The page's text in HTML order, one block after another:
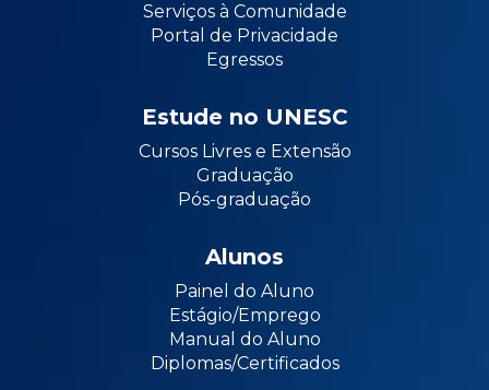
Serviços à Comunidade
Portal de Privacidade
Egressos
Estude no UNESC
Cursos Livres e Extensão
Graduação
Pós-graduação
Alunos
Painel do Aluno
Estágio/Emprego
Manual do Aluno
Diplomas/Certificados